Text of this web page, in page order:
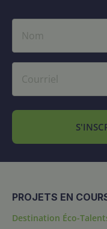
PROJETS EN
Destination Éco-